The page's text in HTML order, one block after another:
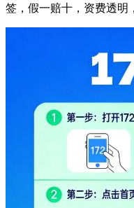
签，假一赔十，资费透明